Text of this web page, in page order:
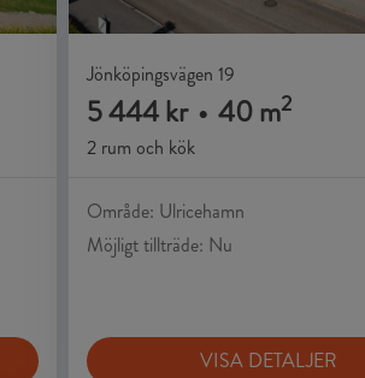
Jönköpingsvägen 19
5 444 kr • 40 m2
2 rum och kök
Område: Ulricehamn
Möjligt tillträde: Nu
VISA DETALJER